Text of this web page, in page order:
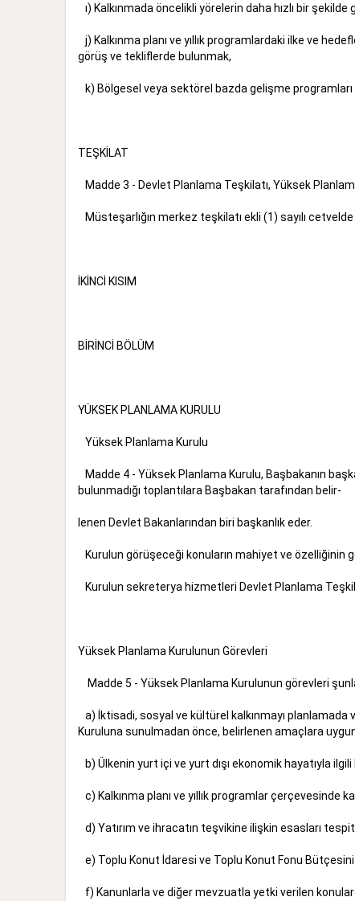
ı) Kalkınmada öncelikli yörelerin daha hızlı
j) Kalkınma planı ve yıllık programlardaki ilke ve
görüş ve tekliflerde bulunmak,
k) Bölgesel veya sektörel bazda gelişme
TEŞKİLAT
Madde 3 - Devlet Planlama Teşkilatı, Yüksek
Müsteşarlığın merkez teşkilatı ekli (1)
İKİNCİ KISIM
BİRİNCİ BÖLÜM
YÜKSEK PLANLAMA KURULU
Yüksek Planlama Kurulu
Madde 4 - Yüksek Planlama Kurulu, Başbakanın
bulunmadığı toplantılara Başbakan tarafından belir-
lenen Devlet Bakanlarından biri başkanlık eder.
Kurulun görüşeceği konuların mahiyet ve özelliğinin
Kurulun sekreterya hizmetleri Devlet Planlama
Yüksek Planlama Kurulunun Görevleri
Madde 5 - Yüksek Planlama Kurulunun görevleri
a) İktisadi, sosyal ve kültürel kalkınmayı planlamada
Kuruluna sunulmadan önce, belirlenen amaçlara
b) Ülkenin yurt içi ve yurt dışı ekonomik hayatıyla
c) Kalkınma planı ve yıllık programlar
d) Yatırım ve ihracatın teşvikine ilişkin esasları
e) Toplu Konut İdaresi ve Toplu Konut Fonu
f) Kanunlarla ve diğer mevzuatla yetki verilen